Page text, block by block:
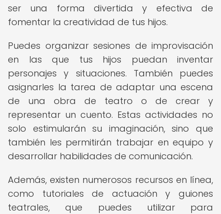
ser una forma divertida y efectiva de
fomentar la creatividad de tus hijos.
Puedes organizar sesiones de improvisación
en las que tus hijos puedan inventar
personajes y situaciones. También puedes
asignarles la tarea de adaptar una escena
de una obra de teatro o de crear y
representar un cuento. Estas actividades no
solo estimularán su imaginación, sino que
también les permitirán trabajar en equipo y
desarrollar habilidades de comunicación.
Además, existen numerosos recursos en línea,
como tutoriales de actuación y guiones
teatrales, que puedes utilizar para